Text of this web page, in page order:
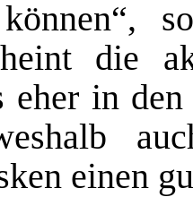
die
eher in
einen